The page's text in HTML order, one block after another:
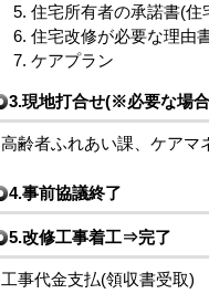
住宅所有者の承諾書(
住宅改修が必要な理由
ケアプラン
3.現地打合せ(※必要な場
高齢者ふれあい課、ケアマ
4.事前協議終了
5.改修工事着工⇒完了
工事代金支払(領収書受取)